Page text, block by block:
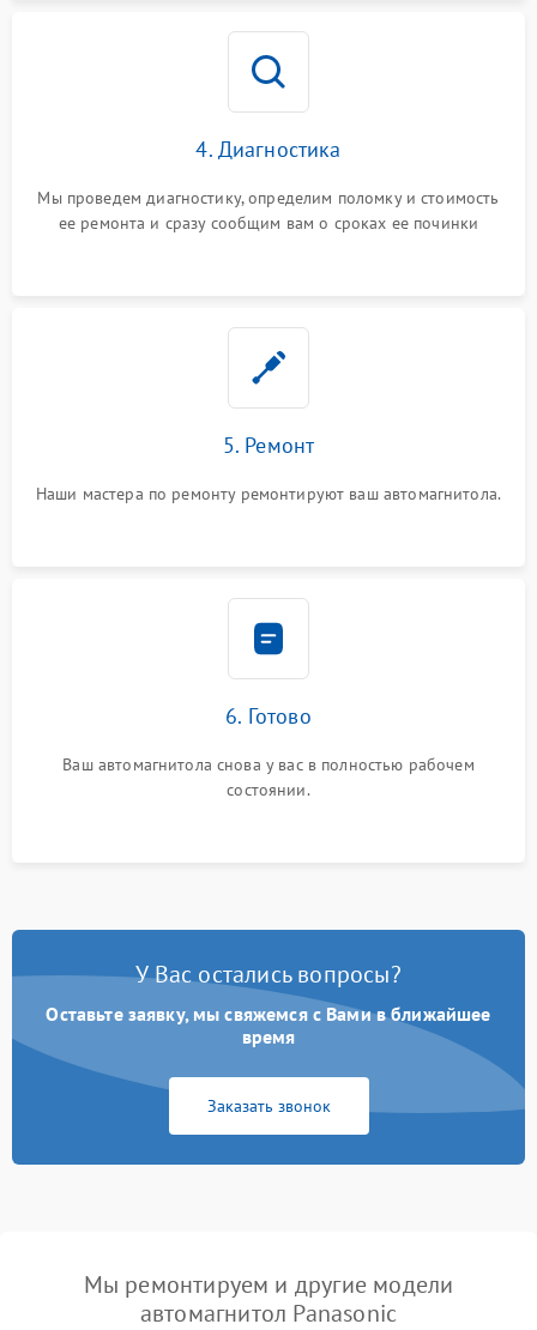
4. Диагностика
Мы проведем диагностику, определим поломку и стоимость
ее ремонта и сразу сообщим вам о сроках ее починки
5. Ремонт
Наши мастера по ремонту ремонтируют ваш автомагнитола.
6. Готово
Ваш автомагнитола снова у вас в полностью рабочем
состоянии.
У Вас остались вопросы?
Оставьте заявку, мы свяжемся с Вами в ближайшее
время
Заказать звонок
Мы ремонтируем и другие модели
автомагнитол Panasonic